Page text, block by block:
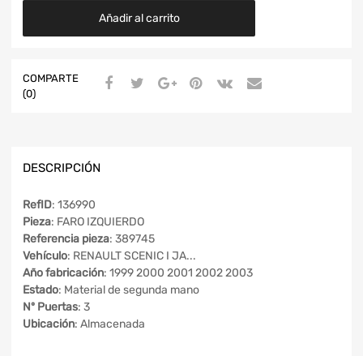
Añadir al carrito
COMPARTE
(0)
DESCRIPCIÓN
RefID: 136990
Pieza: FARO IZQUIERDO
Referencia pieza: 389745
Vehículo: RENAULT SCENIC I JA...
Año fabricación: 1999 2000 2001 2002 2003
Estado: Material de segunda mano
Nº Puertas: 3
Ubicación: Almacenada